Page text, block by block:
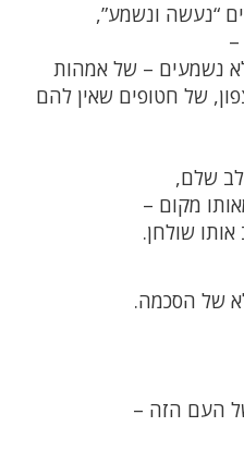
“נעשה ונשמע”,
נשמעים – של אמהות
של חטופים שאין להם
שלם,
מקום –
אותו שולחן.
של הסכמה.
העם הזה –